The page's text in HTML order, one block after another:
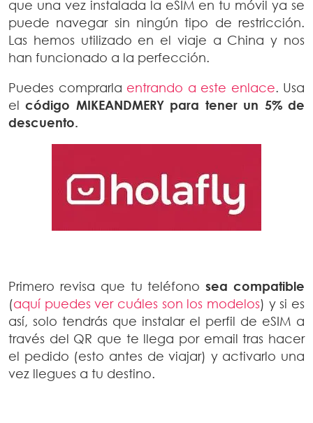
que una vez instalada la eSIM en tu móvil ya se
puede navegar sin ningún tipo de restricción.
Las hemos utilizado en el viaje a China y nos
han funcionado a la perfección.
Puedes comprarla entrando a este enlace. Usa
elcódigo MIKEANDMERY para tener un 5% de
descuento.
Primero revisa que tu teléfonosea compatible
(aquí puedes ver cuáles son los modelos) y si es
así, solo tendrás que instalar el perfil de eSIM a
través del QR que te llega por email tras hacer
el pedido (esto antes de viajar) y activarlo una
vez llegues a tu destino.